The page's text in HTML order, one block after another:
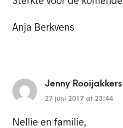
Anja Berkvens
Jenny Rooijakkers
27 juni 2017 at 23:44
Nellie en familie,